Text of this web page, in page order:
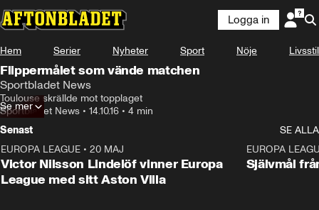
Logga in
Hem Serier Nyheter Sport Nöje Livsstil
Flippermålet som vände matchen
Sportbladet News
Toulouse skrällde mot topplaget
Sportbladet News • 14.10.16 • 4 min
Se mer
Senast
SE ALLA
EUROPA LEAGUE • 20 MAJ
Victor Nilsson Lindelöf vinner Europa
League med sitt Aston Villa
EUROPA
Självmål